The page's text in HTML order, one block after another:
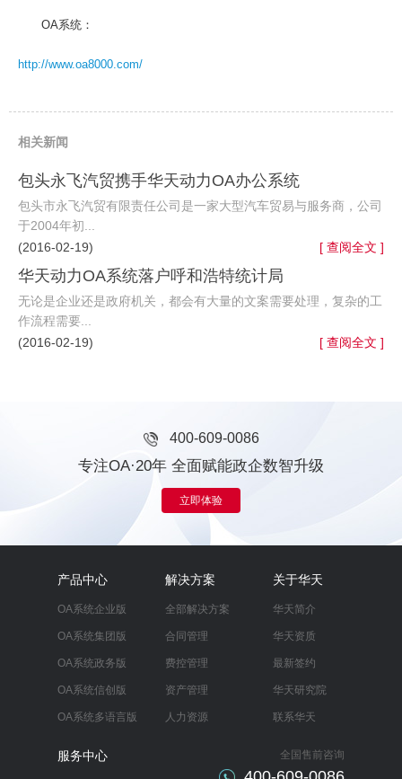
OA系统：
http://www.oa8000.com/
相关新闻
包头永飞汽贸携手华天动力OA办公系统
包头市永飞汽贸有限责任公司是一家大型汽车贸易与服务商，公司
于2004年初...
(2016-02-19)
[ 查阅全文 ]
华天动力OA系统落户呼和浩特统计局
无论是企业还是政府机关，都会有大量的文案需要处理，复杂的工
作流程需要...
(2016-02-19)
[ 查阅全文 ]
400-609-0086
专注OA·20年 全面赋能政企数智升级
立即体验
产品中心
OA系统企业版
OA系统集团版
OA系统政务版
OA系统信创版
OA系统多语言版
解决方案
全部解决方案
合同管理
费控管理
资产管理
人力资源
关于华天
华天简介
华天资质
最新签约
华天研究院
联系华天
服务中心 全国售前咨询